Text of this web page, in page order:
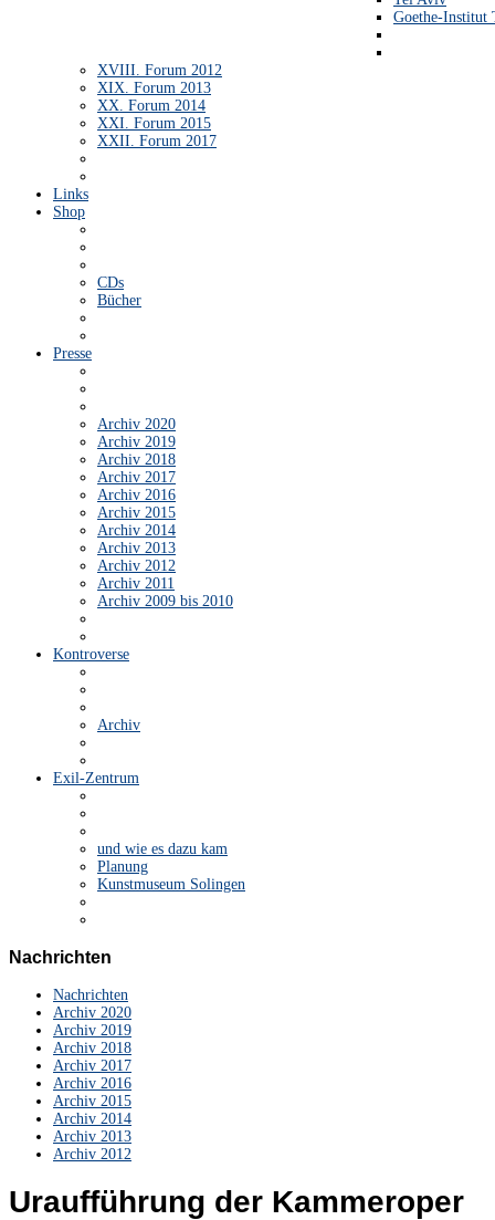
Goethe-Institut
XVIII. Forum 2012
XIX. Forum 2013
XX. Forum 2014
XXI. Forum 2015
XXII. Forum 2017
Links
Shop
CDs
Bücher
Presse
Archiv 2020
Archiv 2019
Archiv 2018
Archiv 2017
Archiv 2016
Archiv 2015
Archiv 2014
Archiv 2013
Archiv 2012
Archiv 2011
Archiv 2009 bis 2010
Kontroverse
Archiv
Exil-Zentrum
und wie es dazu kam
Planung
Kunstmuseum Solingen
Nachrichten
Nachrichten
Archiv 2020
Archiv 2019
Archiv 2018
Archiv 2017
Archiv 2016
Archiv 2015
Archiv 2014
Archiv 2013
Archiv 2012
Uraufführung der Kammeroper